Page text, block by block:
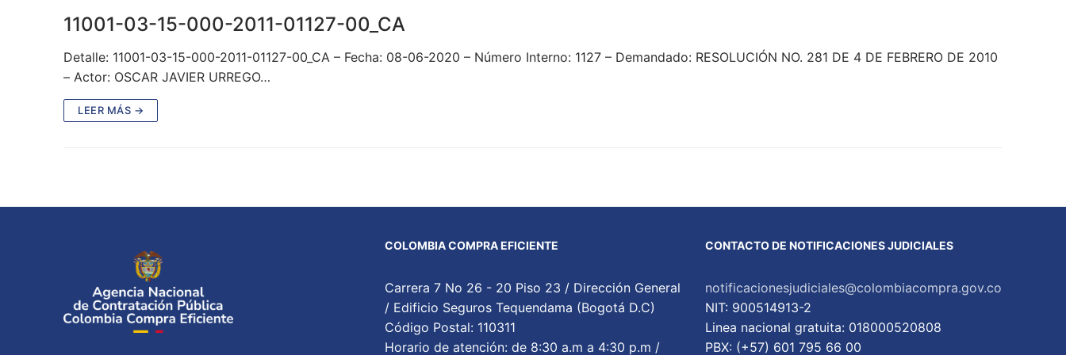
11001-03-15-000-2011-01127-00_CA
Detalle: 11001-03-15-000-2011-01127-00_CA – Fecha: 08-06-2020 – Número Interno: 1127 – Demandado: RESOLUCIÓN NO. 281 DE 4 DE FEBRERO DE 2010
– Actor: OSCAR JAVIER URREGO…
LEER MÁS →
COLOMBIA COMPRA EFICIENTE
Carrera 7 No 26 - 20 Piso 23 / Dirección General
/ Edificio Seguros Tequendama (Bogotá D.C)
Código Postal: 110311
Horario de atención: de 8:30 a.m a 4:30 p.m /
CONTACTO DE NOTIFICACIONES JUDICIALES
notificacionesjudiciales@colombiacompra.gov.co
NIT: 900514913-2
Linea nacional gratuita: 018000520808
PBX: (+57) 601 795 66 00